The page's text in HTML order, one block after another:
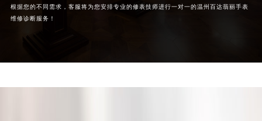
根据您的不同需求，客服将为您安排专业的修表技师进行一对一的温州百达翡丽手表
维修诊断服务！